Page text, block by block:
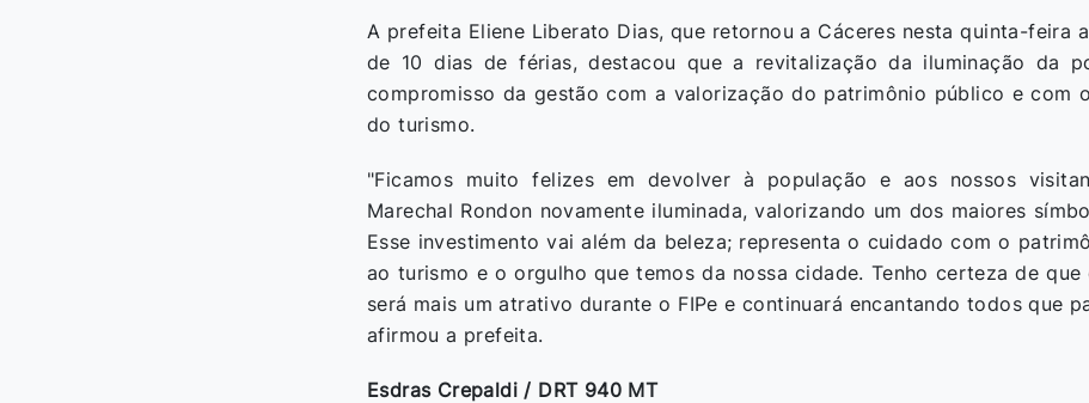
A prefeita Eliene Liberato Dias, que retornou a Cáceres nesta quinta-feira
de 10 dias de férias, destacou que a revitalização da iluminação da
compromisso da gestão com a valorização do patrimônio público e com
do turismo.
"Ficamos muito felizes em devolver à população e aos nossos
Marechal Rondon novamente iluminada, valorizando um dos maiores
Esse investimento vai além da beleza; representa o cuidado com o
ao turismo e o orgulho que temos da nossa cidade. Tenho certeza de que
será mais um atrativo durante o FIPe e continuará encantando todos que
afirmou a prefeita.
Esdras Crepaldi / DRT 940 MT